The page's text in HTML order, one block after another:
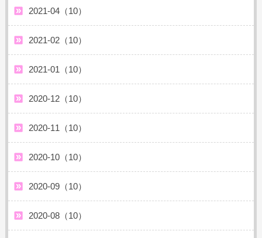
2021-04（10）
2021-02（10）
2021-01（10）
2020-12（10）
2020-11（10）
2020-10（10）
2020-09（10）
2020-08（10）